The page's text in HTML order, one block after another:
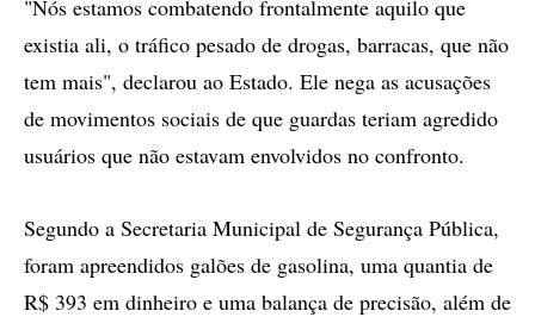
"Nós estamos combatendo frontalmente aquilo que
existia ali, o tráfico pesado de drogas, barracas, que não
tem mais", declarou ao Estado. Ele nega as acusações
de movimentos sociais de que guardas teriam agredido
usuários que não estavam envolvidos no confronto.
Segundo a Secretaria Municipal de Segurança Pública,
foram apreendidos galões de gasolina, uma quantia de
R$ 393 em dinheiro e uma balança de precisão, além de